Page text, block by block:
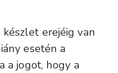
erejéig van
esetén a
a jogot, hogy a